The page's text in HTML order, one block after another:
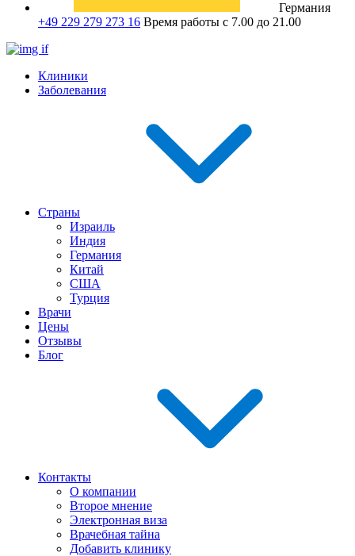
Германия
+49 229 279 273 16 Время работы с 7.00 до 21.00
Клиники
Заболевания
Страны
Израиль
Индия
Германия
Китай
США
Турция
Врачи
Цены
Отзывы
Блог
Контакты
О компании
Второе мнение
Электронная виза
Врачебная тайна
Добавить клинику